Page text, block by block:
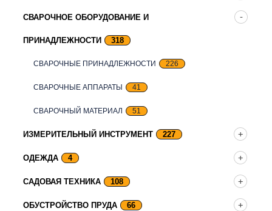
СВАРОЧНОЕ ОБОРУДОВАНИЕ И
ПРИНАДЛЕЖНОСТИ 318
СВАРОЧНЫЕ ПРИНАДЛЕЖНОСТИ 226
СВАРОЧНЫЕ АППАРАТЫ 41
СВАРОЧНЫЙ МАТЕРИАЛ 51
ИЗМЕРИТЕЛЬНЫЙ ИНСТРУМЕНТ 227
ОДЕЖДА 4
САДОВАЯ ТЕХНИКА 108
ОБУСТРОЙСТВО ПРУДА 66